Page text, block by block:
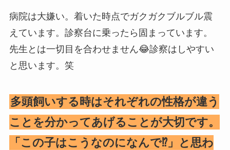
病院は大嫌い。着いた時点でガクガクブルブル震
えています。診察台に乗ったら固まっています。
先生とは一切目を合わせません😂診察はしやすい
と思います。笑
多頭飼いする時はそれぞれの性格が違う
ことを分かってあげることが大切です。
「この子はこうなのになんで⁉️」と思わ